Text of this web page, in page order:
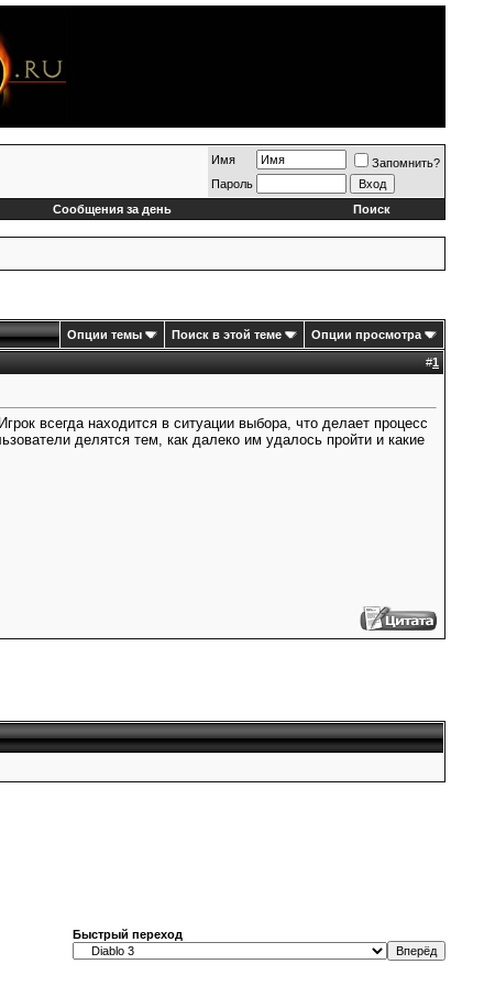
Имя
Запомнить?
Пароль
Сообщения за день Поиск
Опции темы Поиск в этой теме Опции просмотра
#1
всегда находится в ситуации выбора, что делает процесс
делятся тем, как далеко им удалось пройти и какие
Быстрый переход